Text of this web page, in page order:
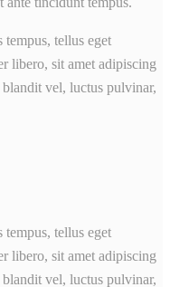
tellus eget
libero, sit amet adipiscing
vel, luctus pulvinar,
tellus eget
libero, sit amet adipiscing
vel, luctus pulvinar,